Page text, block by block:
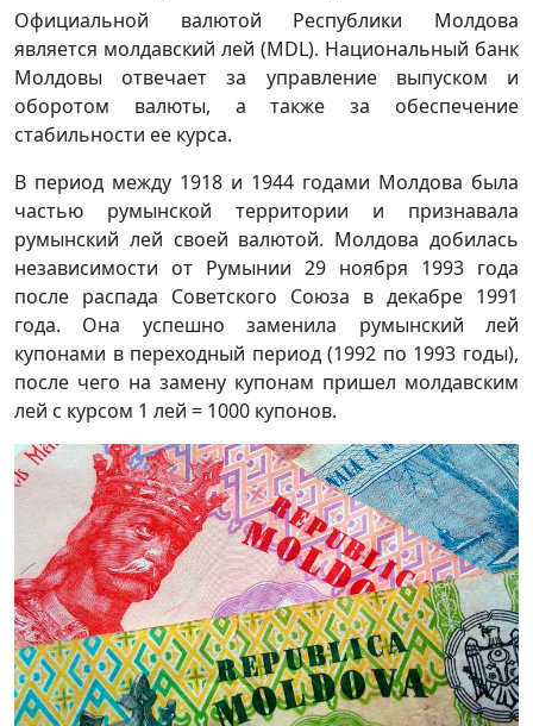
Официальной валютой Республики Молдова
является молдавский лей (MDL). Национальный банк
Молдовы отвечает за управление выпуском и
оборотом валюты, а также за обеспечение
стабильности ее курса.
В период между 1918 и 1944 годами Молдова была
частью румынской территории и признавала
румынский лей своей валютой. Молдова добилась
независимости от Румынии 29 ноября 1993 года
после распада Советского Союза в декабре 1991
года. Она успешно заменила румынский лей
купонами в переходный период (1992 по 1993 годы),
после чего на замену купонам пришел молдавским
лей с курсом 1 лей = 1000 купонов.